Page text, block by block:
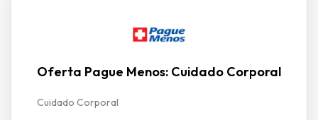
Oferta Pague Menos: Cuidado Corporal
Cuidado Corporal